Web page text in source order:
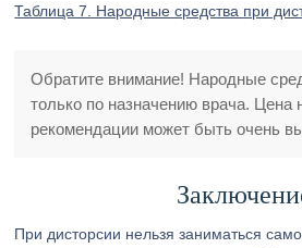
Таблица 7. Народные средства при
Обратите внимание! Народные
только по назначению врача. Цена
рекомендации может быть очень
При дисторсии нельзя заниматься